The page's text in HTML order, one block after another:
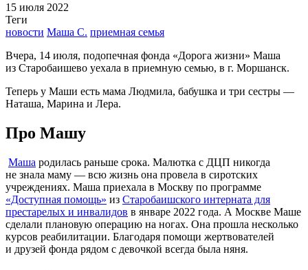
15 июля 2022
Теги
новости Маша С. приемная семья
Вчера, 14 июля, подопечная фонда «Дорога жизни» Маша
из Старобаишево уехала в приемную семью, в г. Моршанск.
Теперь у Маши есть мама Людмила, бабушка и три сестры —
Наташа, Марина и Лера.
Про Машу
Маша родилась раньше срока. Малютка с ДЦП никогда
не знала маму — всю жизнь она провела в сиротских
учреждениях. Маша приехала в Москву по программе
«Доступная помощь» из Старобаишского интерната для
престарелых и инвалидов в январе 2022 года. А Москве Маше
сделали плановую операцию на ногах. Она прошла несколько
курсов реабилитации. Благодаря помощи жертвователей
и друзей фонда рядом с девочкой всегда была няня.